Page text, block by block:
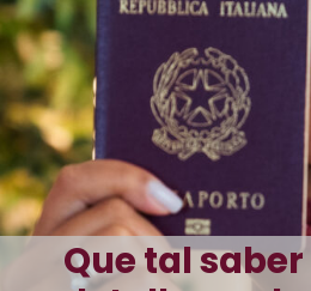
Que tal